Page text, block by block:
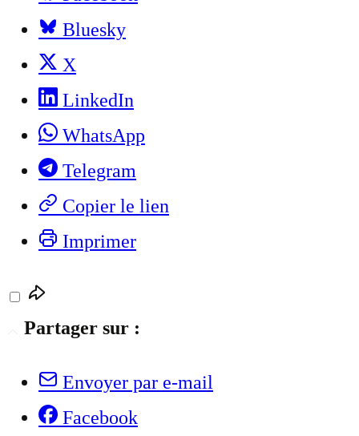
Bluesky
X
LinkedIn
WhatsApp
Telegram
Copier le lien
Imprimer
Partager sur :
Envoyer par e-mail
Facebook